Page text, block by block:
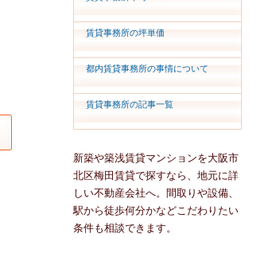
賃貸事務所の坪単価
都内賃貸事務所の事情について
賃貸事務所の記事一覧
新築や築浅賃貸マンションを大阪市
北区梅田賃貸で探すなら、地元に詳
しい不動産会社へ。間取りや設備、
駅から徒歩何分かなどこだわりたい
条件も相談できます。